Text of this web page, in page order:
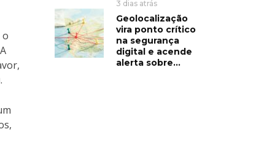
o
3 dias atrás
Geolocalização
vira ponto crítico
na segurança
digital e acende
alerta sobre...